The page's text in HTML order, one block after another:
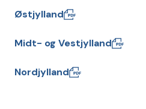
Østjylland
Midt- og Vestjylland
Nordjylland